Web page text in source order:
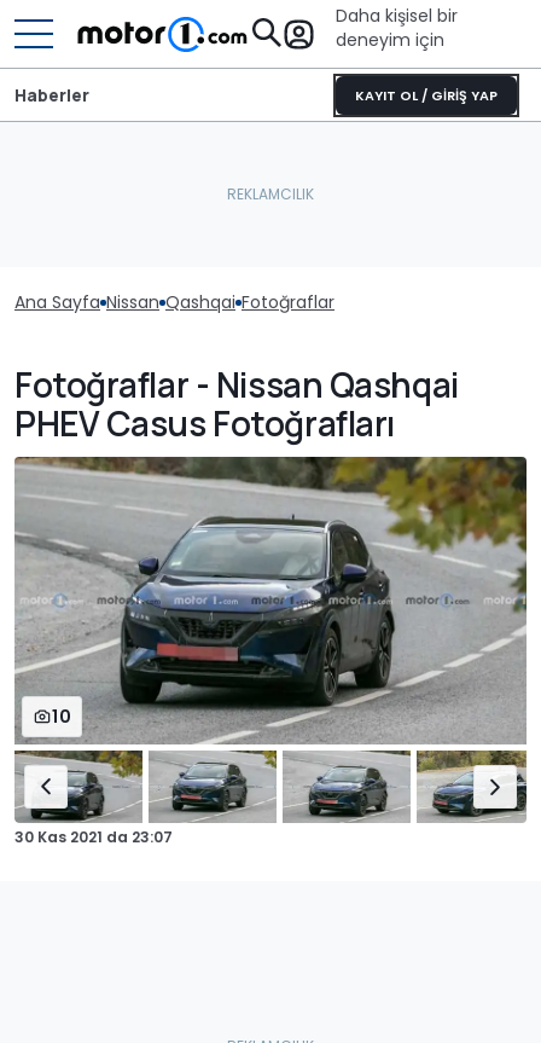
Daha kişisel bir
deneyim için
KAYIT OL / GİRİŞ YAP
Haberler
Ana Sayfa Nissan Qashqai Fotoğraflar
Fotoğraflar - Nissan Qashqai
PHEV Casus Fotoğrafları
10
30 Kas 2021 da 23:07